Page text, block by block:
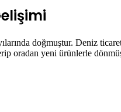
doğmuştur. Deniz
oradan yeni ürünlerle